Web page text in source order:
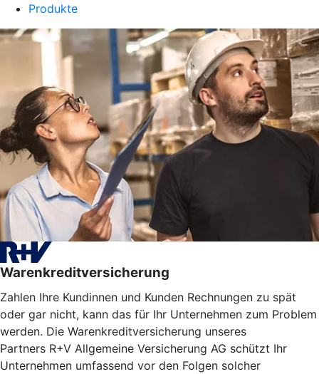
Produkte
Warenkreditversicherung
Zahlen Ihre Kundinnen und Kunden Rechnungen zu spät
oder gar nicht, kann das für Ihr Unternehmen zum Problem
werden. Die Warenkreditversicherung unseres
Partners R+V Allgemeine Versicherung AG schützt Ihr
Unternehmen umfassend vor den Folgen solcher